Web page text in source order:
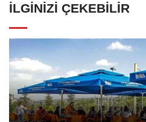
İLGINIZI ÇEKEBILIR